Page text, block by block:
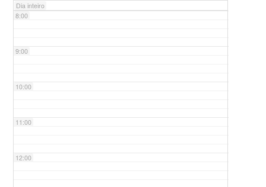
Dia inteiro
8:00
9:00
10:00
11:00
12:00